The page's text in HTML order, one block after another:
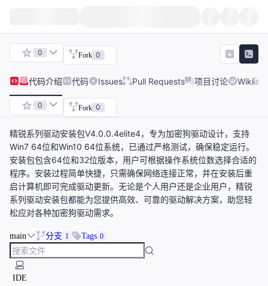
0 Fork 0
代码介绍 代码 Issues Pull Requests 项目讨论 Wiki
0 Fork 0
精锐系列驱动安装包V4.0.0.4elite4，专为加密狗驱动设计，支持
Win7 64位和Win10 64位系统，已通过严格测试，确保稳定运行。
安装包包含64位和32位版本，用户可根据操作系统位数选择合适的
程序。安装过程简单快捷，只需确保网络连接正常，并在安装后重
启计算机即可完成驱动更新。无论是个人用户还是企业用户，精锐
系列驱动安装包都能为您提供高效、可靠的驱动解决方案，助您轻
松应对各种加密狗驱动需求。
main 分支 1 Tags 0
IDE